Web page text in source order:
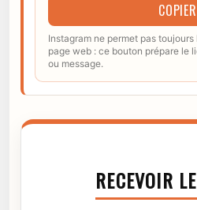
COPIER
Instagram ne permet pas toujours
page web : ce bouton prépare le
ou message.
RECEVOIR